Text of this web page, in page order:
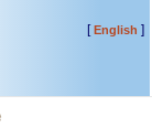
[English ]